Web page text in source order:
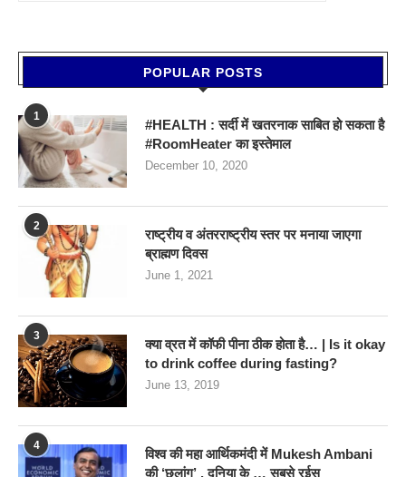
POPULAR POSTS
1
#HEALTH : सर्दी में खतरनाक साबित हो सकता है
#RoomHeater का इस्तेमाल
December 10, 2020
2
राष्ट्रीय व अंतरराष्ट्रीय स्तर पर मनाया जाएगा
ब्राह्मण दिवस
June 1, 2021
3
क्या व्रत में कॉफी पीना ठीक होता है… | Is it okay
to drink coffee during fasting?
June 13, 2019
4
विश्व की महा आर्थिकमंदी में Mukesh Ambani
की ‘छलांग’ , दुनिया के … सबसे रईस